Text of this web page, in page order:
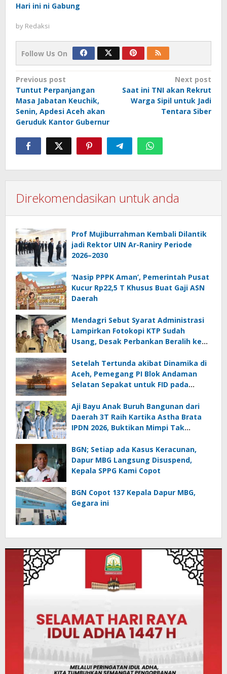
Hari ini ni Gabung
by Redaksi
Follow Us On
Post
navigation
Previous post
Tuntut Perpanjangan
Masa Jabatan Keuchik,
Senin, Apdesi Aceh akan
Geruduk Kantor Gubernur
Next post
Saat ini TNI akan Rekrut
Warga Sipil untuk Jadi
Tentara Siber
Direkomendasikan untuk anda
Prof Mujiburrahman Kembali Dilantik
jadi Rektor UIN Ar-Raniry Periode
2026–2030
‘Nasip PPPK Aman’, Pemerintah Pusat
Kucur Rp22,5 T Khusus Buat Gaji ASN
Daerah
Mendagri Sebut Syarat Administrasi
Lampirkan Fotokopi KTP Sudah
Usang, Desak Perbankan Beralih ke
Setelah Tertunda akibat Dinamika di
Aceh, Pemegang PI Blok Andaman
Selatan Sepakat untuk FID pada
Aji Bayu Anak Buruh Bangunan dari
Daerah 3T Raih Kartika Astha Brata
IPDN 2026, Buktikan Mimpi Tak
BGN; Setiap ada Kasus Keracunan,
Dapur MBG Langsung Disuspend,
Kepala SPPG Kami Copot
BGN Copot 137 Kepala Dapur MBG,
Gegara ini